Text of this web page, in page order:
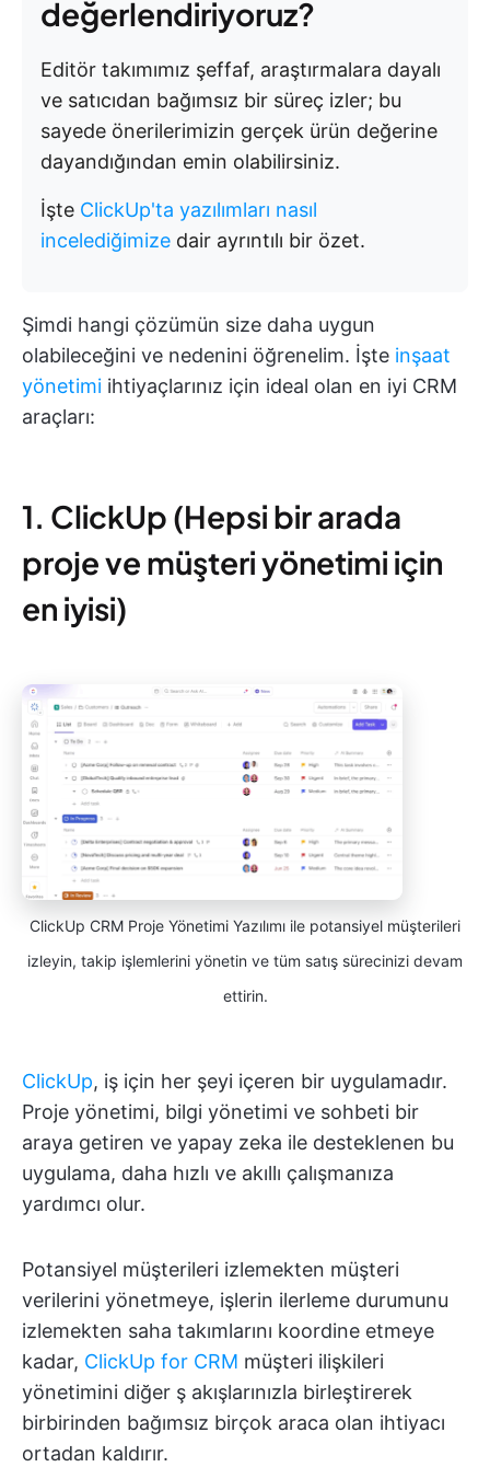
değerlendiriyoruz?
Editör takımımız şeffaf, araştırmalara dayalı
ve satıcıdan bağımsız bir süreç izler; bu
sayede önerilerimizin gerçek ürün değerine
dayandığından emin olabilirsiniz.
İşte ClickUp'ta yazılımları nasıl
incelediğimize dair ayrıntılı bir özet.
Şimdi hangi çözümün size daha uygun
olabileceğini ve nedenini öğrenelim. İşte inşaat
yönetimi ihtiyaçlarınız için ideal olan en iyi CRM
araçları:
1. ClickUp (Hepsi bir arada
proje ve müşteri yönetimi için
en iyisi)
ClickUp CRM Proje Yönetimi Yazılımı ile potansiyel müşterileri
izleyin, takip işlemlerini yönetin ve tüm satış sürecinizi devam
ettirin.
ClickUp, iş için her şeyi içeren bir uygulamadır.
Proje yönetimi, bilgi yönetimi ve sohbeti bir
araya getiren ve yapay zeka ile desteklenen bu
uygulama, daha hızlı ve akıllı çalışmanıza
yardımcı olur.
Potansiyel müşterileri izlemekten müşteri
verilerini yönetmeye, işlerin ilerleme durumunu
izlemekten saha takımlarını koordine etmeye
kadar, ClickUp for CRM müşteri ilişkileri
yönetimini diğer ş akışlarınızla birleştirerek
birbirinden bağımsız birçok araca olan ihtiyacı
ortadan kaldırır.